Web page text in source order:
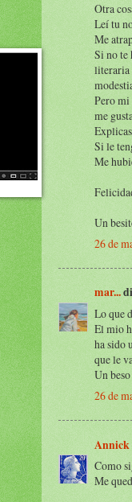
Otra
Leí tu
Me
Si no te
literaria
Pero mi
me
Si le
Me
Un
26 de
mar...
Lo que
El mio
ha sido
que le
Un
26 de
Annick
Como
Me